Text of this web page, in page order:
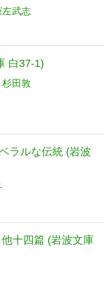
左武志
白37-1)
杉田敦
ラルな伝統 (岩波
十四篇 (岩波文庫